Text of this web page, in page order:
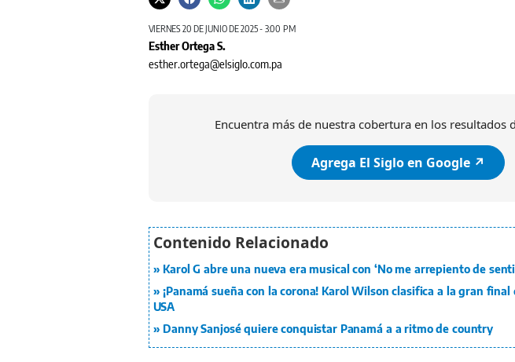
VIERNES 20 DE JUNIO DE 2025 - 3:00 PM
Esther Ortega S.
esther.ortega@elsiglo.com.pa
Encuentra más de nuestra cobertura en los resultados
Agrega El Siglo en Google ↗️
Karol G abre una nueva era musical con ‘No me arrepiento de
¡Panamá sueña con la corona! Karol Wilson clasifica a la gran
USA
Danny Sanjosé quiere conquistar Panamá a a ritmo de country